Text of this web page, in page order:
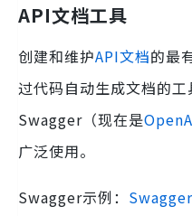
API文档工具
创建和维护API文档的最
过代码自动生成文档的工
Swagger（现在是
广泛使用。
Swagger示例：